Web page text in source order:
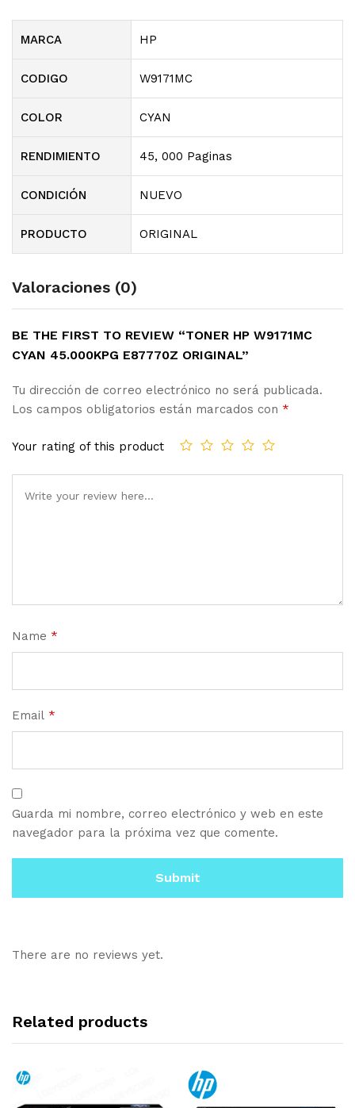
MARCA HP
CODIGO W9171MC
COLOR CYAN
RENDIMIENTO 45, 000 Paginas
CONDICIÓN NUEVO
PRODUCTO ORIGINAL
Valoraciones (0)
BE THE FIRST TO REVIEW “TONER HP W9171MC
CYAN 45.000KPG E87770Z ORIGINAL”
Tu dirección de correo electrónico no será publicada.
Los campos obligatorios están marcados con *
Your rating of this product
Name *
Email *
Guarda mi nombre, correo electrónico y web en este
navegador para la próxima vez que comente.
There are no reviews yet.
Related products